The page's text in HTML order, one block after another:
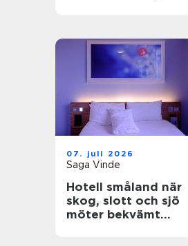
07. juli 2026
Saga Vinde
Hotell småland när
skog, slott och sjö
möter bekvämt